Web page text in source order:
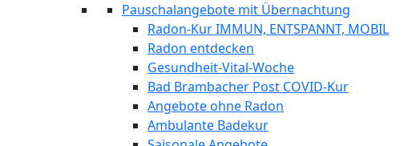
Pauschalangebote mit Übernachtung
Radon-Kur IMMUN, ENTSPANNT, MOBIL
Radon entdecken
Gesundheit-Vital-Woche
Bad Brambacher Post COVID-Kur
Angebote ohne Radon
Ambulante Badekur